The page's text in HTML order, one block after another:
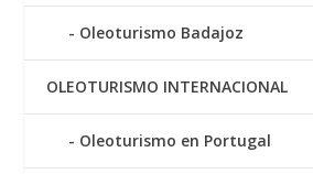
Oleoturismo Badajoz
OLEOTURISMO INTERNACIONAL
Oleoturismo en Portugal